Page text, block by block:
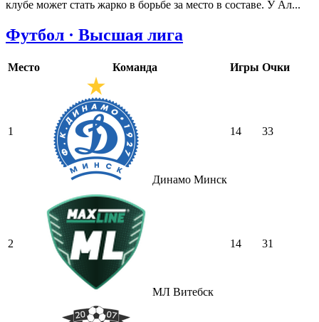
клубе может стать жарко в борьбе за место в составе. У Ал...
Футбол · Высшая лига
Место Команда Игры Очки
1
Динамо Минск
14 33
2
МЛ Витебск
14 31